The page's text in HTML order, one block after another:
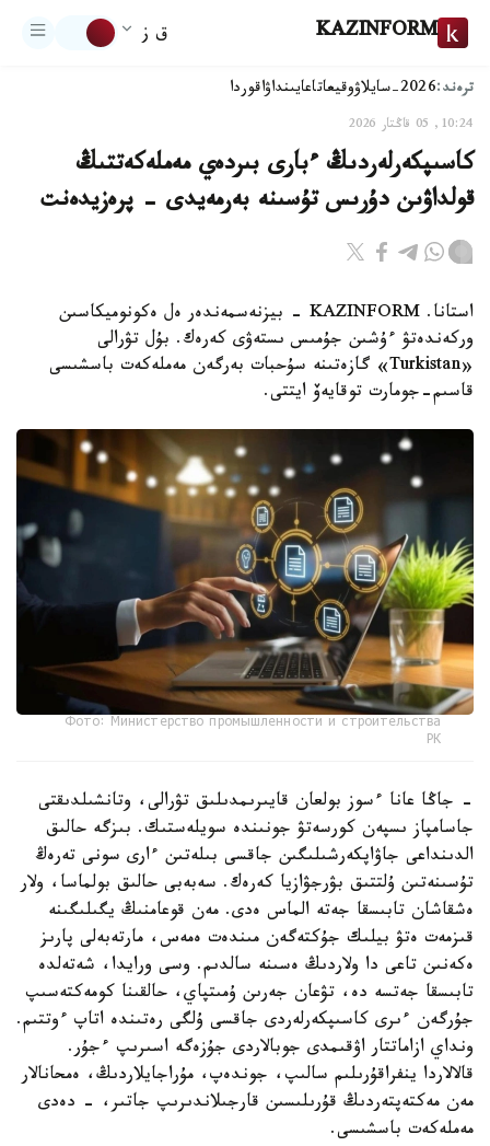
KAZINFORM ق ز
ترەند:2026-سايلاۋ وقيعاتاعايىنداۋاقوردا
10:24, 05 قاڭتار 2026
كاسىپكەرلەردىڭ ءبارى بىردەي مەملەكەتتىڭ
قولداۋىن دۇرىس تۇسىنە بەرمەيدى - پرەزيدەنت
استانا. KAZINFORM - بيزنەسمەندەر ەل ەكونوميكاسىن
وركەندەتۋ ءۇشىن جۇمىس ىستەۋى كەرەك. بۇل تۋرالى
«Turkistan» گازەتىنە سۇحبات بەرگەن مەملەكەت باسشىسى
قاسىم-جومارت توقايەۆ ايتتى.
Фото: Министерство промышленности и строительства
РК
- جاڭا عانا ءسوز بولعان قايىرىمدىلىق تۋرالى، وتانشىلدىقتى
جاسامپاز ىسپەن كورسەتۋ جونىندە سويلەستىك. بىزگە حالىق
الدىنداعى جاۋاپكەرشىلىگىن جاقسى بىلەتىن ءارى سونى تەرەڭ
تۇسىنەتىن ۇلتتىق بۋرجۋازيا كەرەك. سەبەبى حالىق بولماسا، ولار
ەشقاشان تابىسقا جەتە الماس ەدى. مەن قوعامنىڭ يگىلىگىنە
قىزمەت ەتۋ بيلىك جۇكتەگەن مىندەت ەمەس، مارتەبەلى پارىز
ەكەنىن تاعى دا ولاردىڭ ەسىنە سالدىم. وسى ورايدا، شەتەلدە
تابىسقا جەتسە دە، تۋعان جەرىن ۇمىتپاي، حالقىنا كومەكتەسىپ
جۇرگەن ءىرى كاسىپكەرلەردى جاقسى ۇلگى رەتىندە اتاپ ءوتتىم.
ونداي ازاماتتار اۋقىمدى جوبالاردى جۇزەگە اسىرىپ ءجۇر.
قالالاردا ينفراقۇرىلىم سالىپ، جوندەپ، مۇراجايلاردىڭ، ەمحانالار
مەن مەكتەپتەردىڭ قۇرىلىسىن قارجىلاندىرىپ جاتىر، - دەدى
مەملەكەت باسشىسى.